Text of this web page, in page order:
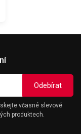
včasné slevové
produktech.